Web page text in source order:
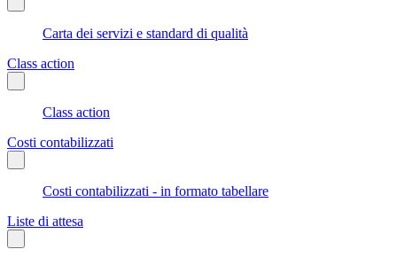
Carta dei servizi e standard di qualità
Class action
Class action
Costi contabilizzati
Costi contabilizzati - in formato tabellare
Liste di attesa